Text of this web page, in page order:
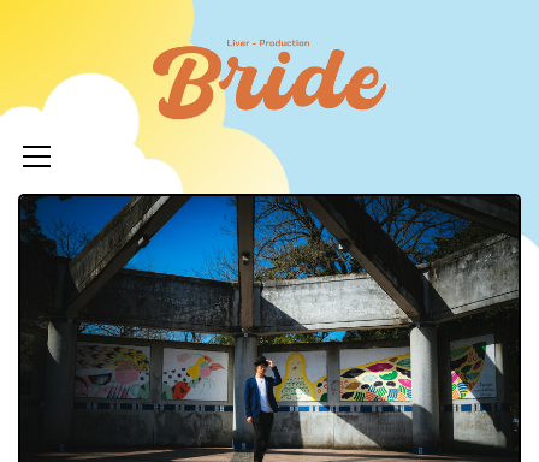
ン
ス
キ
ブライ
ー所属
利
ニ
ュ
ー